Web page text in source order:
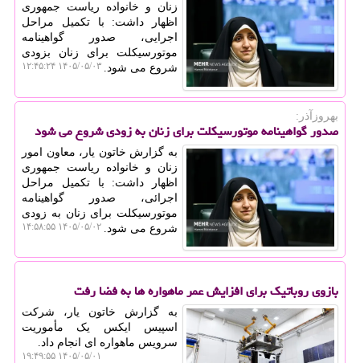
زنان و خانواده ریاست جمهوری
اظهار داشت: با تکمیل مراحل
اجرایی، صدور گواهینامه
موتورسیکلت برای زنان بزودی
شروع می شود. ۱۴۰۵/۰۵/۰۳ ۱۲:۴۵:۲۴
بهروزآذر:
صدور گواهینامه موتورسیکلت برای زنان به زودی شروع می شود
به گزارش خاتون یار، معاون امور
زنان و خانواده ریاست جمهوری
اظهار داشت: با تکمیل مراحل
اجرائی، صدور گواهینامه
موتورسیکلت برای زنان به زودی
شروع می شود.
۱۴۰۵/۰۵/۰۲ ۱۴:۵۸:۵۵
بازوی روباتیک برای افزایش عمر ماهواره ها به فضا رفت
به گزارش خاتون یار، شرکت
اسپیس ایکس یک مأموریت
سرویس ماهواره ای انجام داد.
۱۴۰۵/۰۵/۰۱ ۱۹:۴۹:۵۵